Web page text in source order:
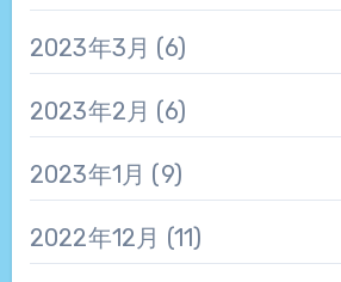
2023年3月 (6)
2023年2月 (6)
2023年1月 (9)
2022年12月 (11)